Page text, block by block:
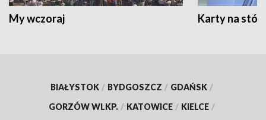
My wczoraj Karty na
BIAŁYSTOK / BYDGOSZCZ / GDAŃSK /
GORZÓW WLKP. / KATOWICE / KIELCE /